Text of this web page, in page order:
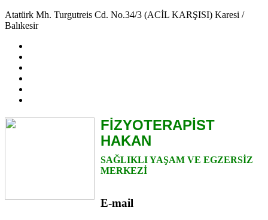
Atatürk Mh. Turgutreis Cd. No.34/3 (ACİL KARŞISI) Karesi /
Balıkesir
FİZYOTERAPİST
HAKAN
SAĞLIKLI YAŞAM VE EGZERSİZ
MERKEZİ
E-mail